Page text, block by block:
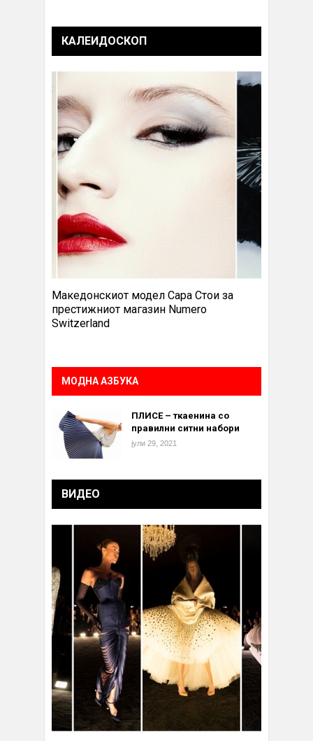
КАЛЕИДОСКОП
Македонскиот модел Сара Стои за
престижниот магазин Numero
Switzerland
МОДНА АЗБУКА
ПЛИСЕ – ткаенина со
правилни ситни набори
јули 29, 2021
ВИДЕО